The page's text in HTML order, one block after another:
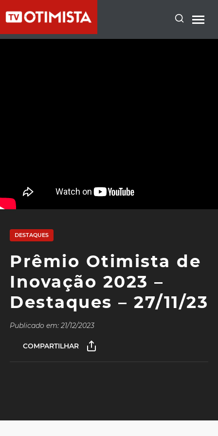
DESTAQUES
Prêmio Otimista de
Inovação 2023 –
Destaques – 27/11/23
Publicado em: 21/12/2023
COMPARTILHAR